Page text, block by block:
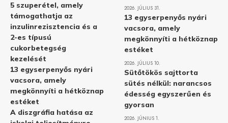
5 szuperétel, amely
támogathatja az
inzulinrezisztencia és a
2-es típusú
cukorbetegség
kezelését
13 egyserpenyős nyári
vacsora, amely
megkönnyíti a hétköznap
estéket
A diszgráfia hatása az
2026. JÚLIUS 31.
13 egyserpenyős nyári
vacsora, amely
megkönnyíti a hétköznap
estéket
2026. JÚLIUS 10.
Sütőtökös sajttorta
sütés nélkül: narancsos
édesség egyszerűen és
gyorsan
2026. JÚNIUS 1.